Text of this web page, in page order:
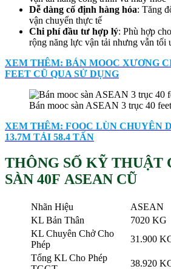
Dễ dàng cố định hàng hóa: Tăng
vận chuyển thực tế
Chi phí đầu tư hợp lý: Phù hợp
rộng năng lực vận tải nhưng vẫn tối
XEM THÊM: BÁN MOOC XƯƠNG
FEET CŨ QUA SỬ DỤNG
Bán mooc sàn ASEAN 3 trục 40
XEM THÊM: FOOC LÙN CHUYÊN
13.7M TẢI 58.4 TẤN
THÔNG SỐ KỸ THUẬT
SÀN 40F ASEAN CŨ
Nhãn Hiệu
ASEAN
KL Bản Thân
7020 KG
KL Chuyên Chở Cho
Phép
31.900
Tổng KL Cho Phép
38.920